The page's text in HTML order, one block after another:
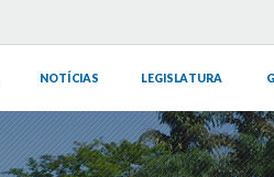
NOTÍCIAS LEGISLATURA